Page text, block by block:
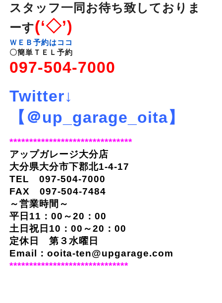
スタッフ一同お待ち致しておりま
ーす(‘◇’)ゞ
ＷＥＢ予約はココ
〇簡単ＴＥＬ予約
097-504-7000
Twitter↓
【＠up_garage_oita】
*******************************
アップガレージ大分店
大分県大分市下郡北1-4-17
TEL 097-504-7000
FAX 097-504-7484
～営業時間～
平日11：00～20：00
土日祝日10：00～20：00
定休日 第３水曜日
Email：ooita-ten@upgarage.com
******************************